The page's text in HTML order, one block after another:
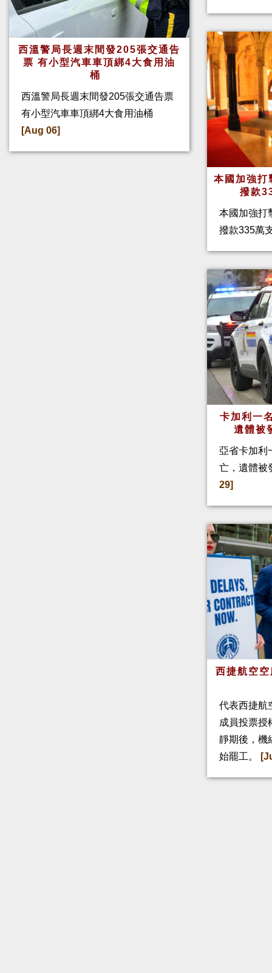
西溫警局長週末間發205張交通告
票 有小型汽車車頂綁4大食用油
桶
西溫警局長週末間發205張交通告票
有小型汽車車頂綁4大食用油桶
[Aug 06]
本國加強打
撥款
本國加強打
撥款335萬
卡加利一
遺體被
亞省卡加利
亡，遺體被
29]
西捷航空
代表西捷航
成員投票授
靜期後，機
始罷工。